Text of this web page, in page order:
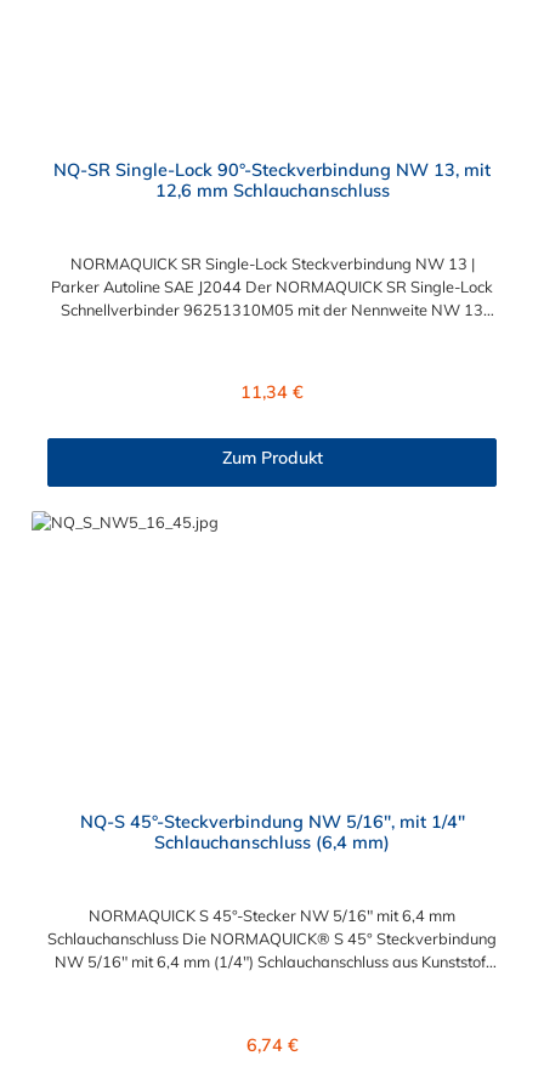
NQ-SR Single-Lock 90°-Steckverbindung NW 13, mit
12,6 mm Schlauchanschluss
NORMAQUICK SR Single-Lock Steckverbindung NW 13 |
Parker Autoline SAE J2044 Der NORMAQUICK SR Single-Lock
Schnellverbinder 96251310M05 mit der Nennweite NW 13
13,0 mm verbunden werden. Im Inneren des Steckverbinder
verschiedenen Materialien: FKM FVMQ Die Serie
Steckverbindung hat einen Winkel von 90°.
Regulärer Preis:
11,34 €
Zum Produkt
NQ-S 45°-Steckverbindung NW 5/16", mit 1/4"
Schlauchanschluss (6,4 mm)
NORMAQUICK S 45°-Stecker NW 5/16" mit 6,4 mm
Schlauchanschluss Die NORMAQUICK® S 45° Steckverbindung
NW 5/16" mit 6,4 mm (1/4") Schlauchanschluss aus Kunststoff
Steckverbindung hat eine große Beständigkeit gegen
Regulärer Preis:
6,74 €